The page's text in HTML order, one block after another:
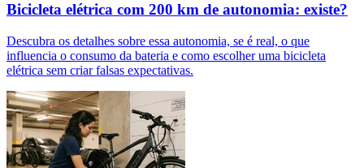
Bicicleta elétrica com 200 km de autonomia: existe?
Descubra os detalhes sobre essa autonomia, se é real, o que
influencia o consumo da bateria e como escolher uma bicicleta
elétrica sem criar falsas expectativas.